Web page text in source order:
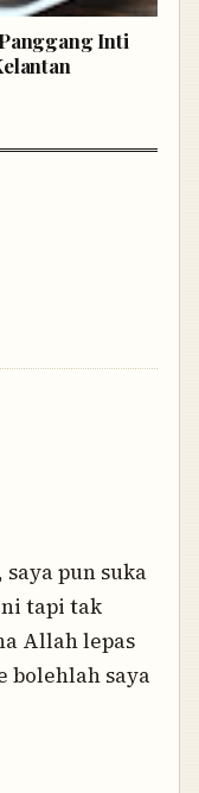
Inti
pun suka
tapi tak
Allah lepas
bolehlah saya